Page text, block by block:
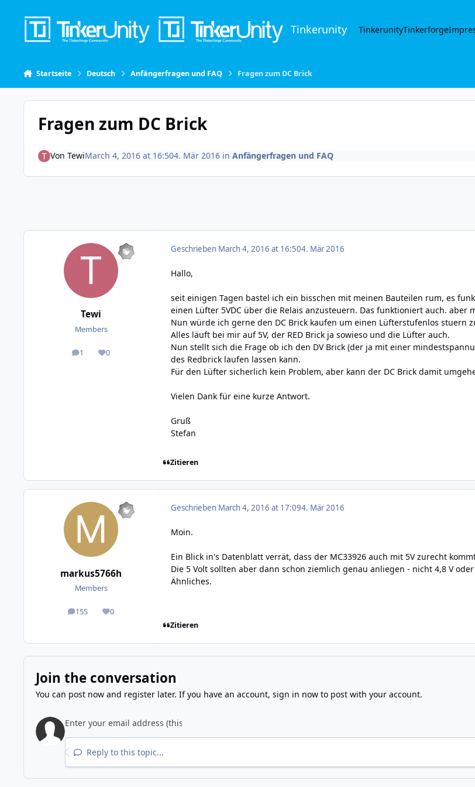
Tinkerunity TinkerunityTinkerforge
Startseite Deutsch Anfängerfragen und FAQ Fragen zum DC Brick
Fragen zum DC Brick
Von TewiMarch 4, 2016 at 16:504. Mär 2016in Anfängerfragen und FAQ
Tewi
Members
1
posts 0
Reputation
Geschrieben March 4, 2016 at 16:504. Mär 2016
Hallo,
seit einigen Tagen bastel ich ein bisschen mit meinen Bauteilen rum, es
einen Lüfter 5VDC über die Relais anzusteuern. Das funktioniert auch.
Nun würde ich gerne den DC Brick kaufen um einen Lüfterstufenlos stuern
Alles läuft bei mir auf 5V, der RED Brick ja sowieso und die Lüfter auch.
Nun stellt sich die Frage ob ich den DV Brick (der ja mit einer
des Redbrick laufen lassen kann.
Für den Lüfter sicherlich kein Problem, aber kann der DC Brick damit
Vielen Dank für eine kurze Antwort.
Gruß
Stefan
Zitieren
markus5766h
Members
155
posts 0
Reputation
Geschrieben March 4, 2016 at 17:094. Mär 2016
Moin.
Ein Blick in's Datenblatt verrät, dass der MC33926 auch mit 5V zurecht
Die 5 Volt sollten aber dann schon ziemlich genau anliegen - nicht 4,8 V oder
Ähnliches.
Zitieren
Join the conversation
You can post now and register later. If you have an account, sign in nowto post with your account.
Reply to this topic...